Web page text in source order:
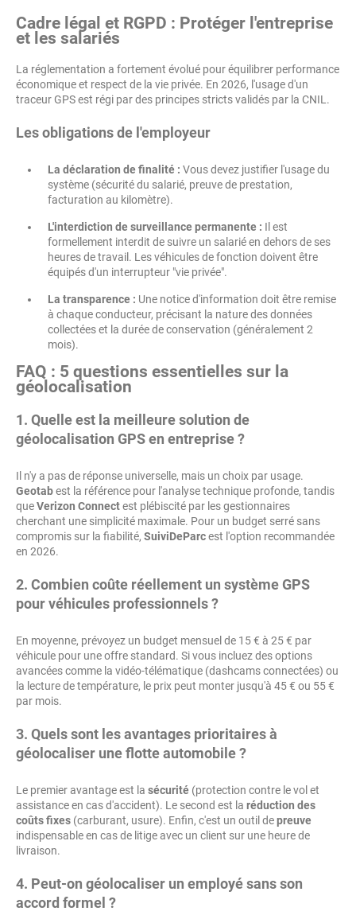
Cadre légal et RGPD : Protéger l'entreprise
et les salariés
La réglementation a fortement évolué pour équilibrer performance
économique et respect de la vie privée. En 2026, l'usage d'un
traceur GPS est régi par des principes stricts validés par la CNIL.
Les obligations de l'employeur
La déclaration de finalité : Vous devez justifier l'usage du
système (sécurité du salarié, preuve de prestation,
facturation au kilomètre).
L'interdiction de surveillance permanente : Il est
formellement interdit de suivre un salarié en dehors de ses
heures de travail. Les véhicules de fonction doivent être
équipés d'un interrupteur "vie privée".
La transparence : Une notice d'information doit être remise
à chaque conducteur, précisant la nature des données
collectées et la durée de conservation (généralement 2
mois).
FAQ : 5 questions essentielles sur la
géolocalisation
1. Quelle est la meilleure solution de
géolocalisation GPS en entreprise ?
Il n'y a pas de réponse universelle, mais un choix par usage.
Geotabest la référence pour l'analyse technique profonde, tandis
queVerizon Connectest plébiscité par les gestionnaires
cherchant une simplicité maximale. Pour un budget serré sans
compromis sur la fiabilité, SuiviDeParcest l'option recommandée
en 2026.
2. Combien coûte réellement un système GPS
pour véhicules professionnels ?
En moyenne, prévoyez un budget mensuel de 15 € à 25 € par
véhicule pour une offre standard. Si vous incluez des options
avancées comme la vidéo-télématique (dashcams connectées) ou
la lecture de température, le prix peut monter jusqu'à 45 € ou 55 €
par mois.
3. Quels sont les avantages prioritaires à
géolocaliser une flotte automobile ?
Le premier avantage est la sécurité (protection contre le vol et
assistance en cas d'accident). Le second est la réduction des
coûts fixes (carburant, usure). Enfin, c'est un outil depreuve
indispensable en cas de litige avec un client sur une heure de
livraison.
4. Peut-on géolocaliser un employé sans son
accord formel ?